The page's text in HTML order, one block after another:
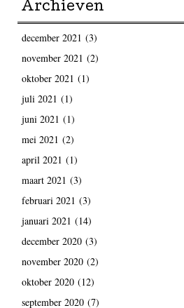
Archieven
december 2021 (3)
november 2021 (2)
oktober 2021 (1)
juli 2021 (1)
juni 2021 (1)
mei 2021 (2)
april 2021 (1)
maart 2021 (3)
februari 2021 (3)
januari 2021 (14)
december 2020(3)
november 2020(2)
oktober 2020(12)
september 2020(7)